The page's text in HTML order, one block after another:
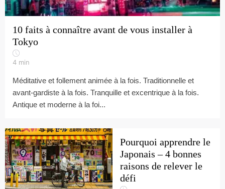
10 faits à connaître avant de vous installer à
Tokyo
4 min
Méditative et follement animée à la fois. Traditionnelle et
avant-gardiste à la fois. Tranquille et excentrique à la fois.
Antique et moderne à la foi...
Pourquoi apprendre le
Japonais – 4 bonnes
raisons de relever le
défi